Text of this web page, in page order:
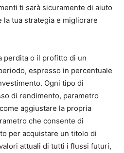
ti sarà sicuramente di aiuto
la tua strategia e migliorare
perdita o il profitto di un
espresso in percentuale
Ogni tipo di
di rendimento, parametro
aggiustare la propria
che consente di
per acquistare un titolo di
attuali di tutti i flussi futuri,